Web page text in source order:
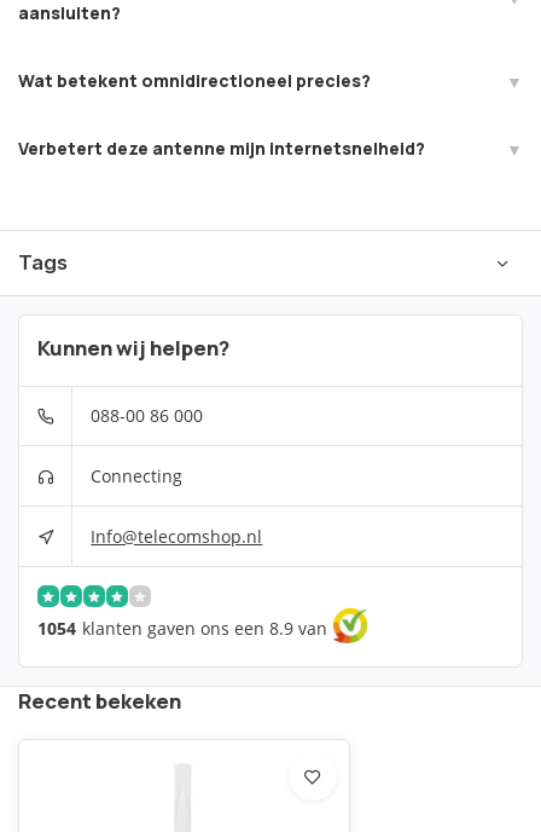
aansluiten?
Wat betekent omnidirectioneel precies?
Verbetert deze antenne mijn internetsnelheid?
Tags
Kunnen wij helpen?
088-00 86 000
Connecting
Info@telecomshop.nl
1054 klanten gaven ons een 8.9 van
Recent bekeken